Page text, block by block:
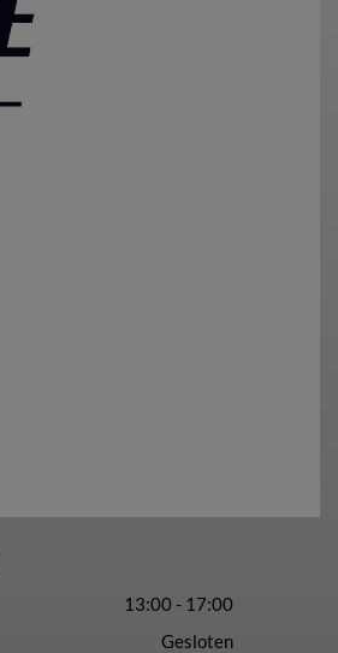
13:00 - 17:00
Gesloten